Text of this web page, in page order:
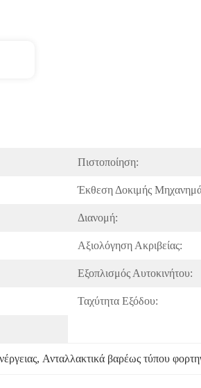
Πιστοποίηση:
Έκθεση Δοκιμής
Διανομή:
Αξιολόγηση Ακριβείας:
Εξοπλισμός Αυτοκινήτου:
Ταχύτητα Εξόδου:
, Ανταλλακτικά βαρέως τύπου